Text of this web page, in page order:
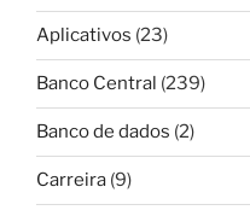
Aplicativos (23)
Banco Central (239)
Banco de dados (2)
Carreira (9)